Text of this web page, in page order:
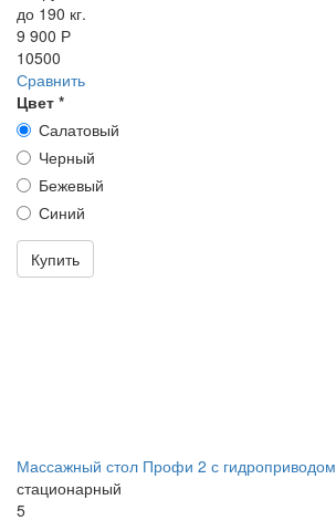
до 190 кг.
9 900 Р
10500
Сравнить
Цвет *
Салатовый
Черный
Бежевый
Синий
Купить
Массажный стол Профи 2 с гидроприводом
стационарный
5